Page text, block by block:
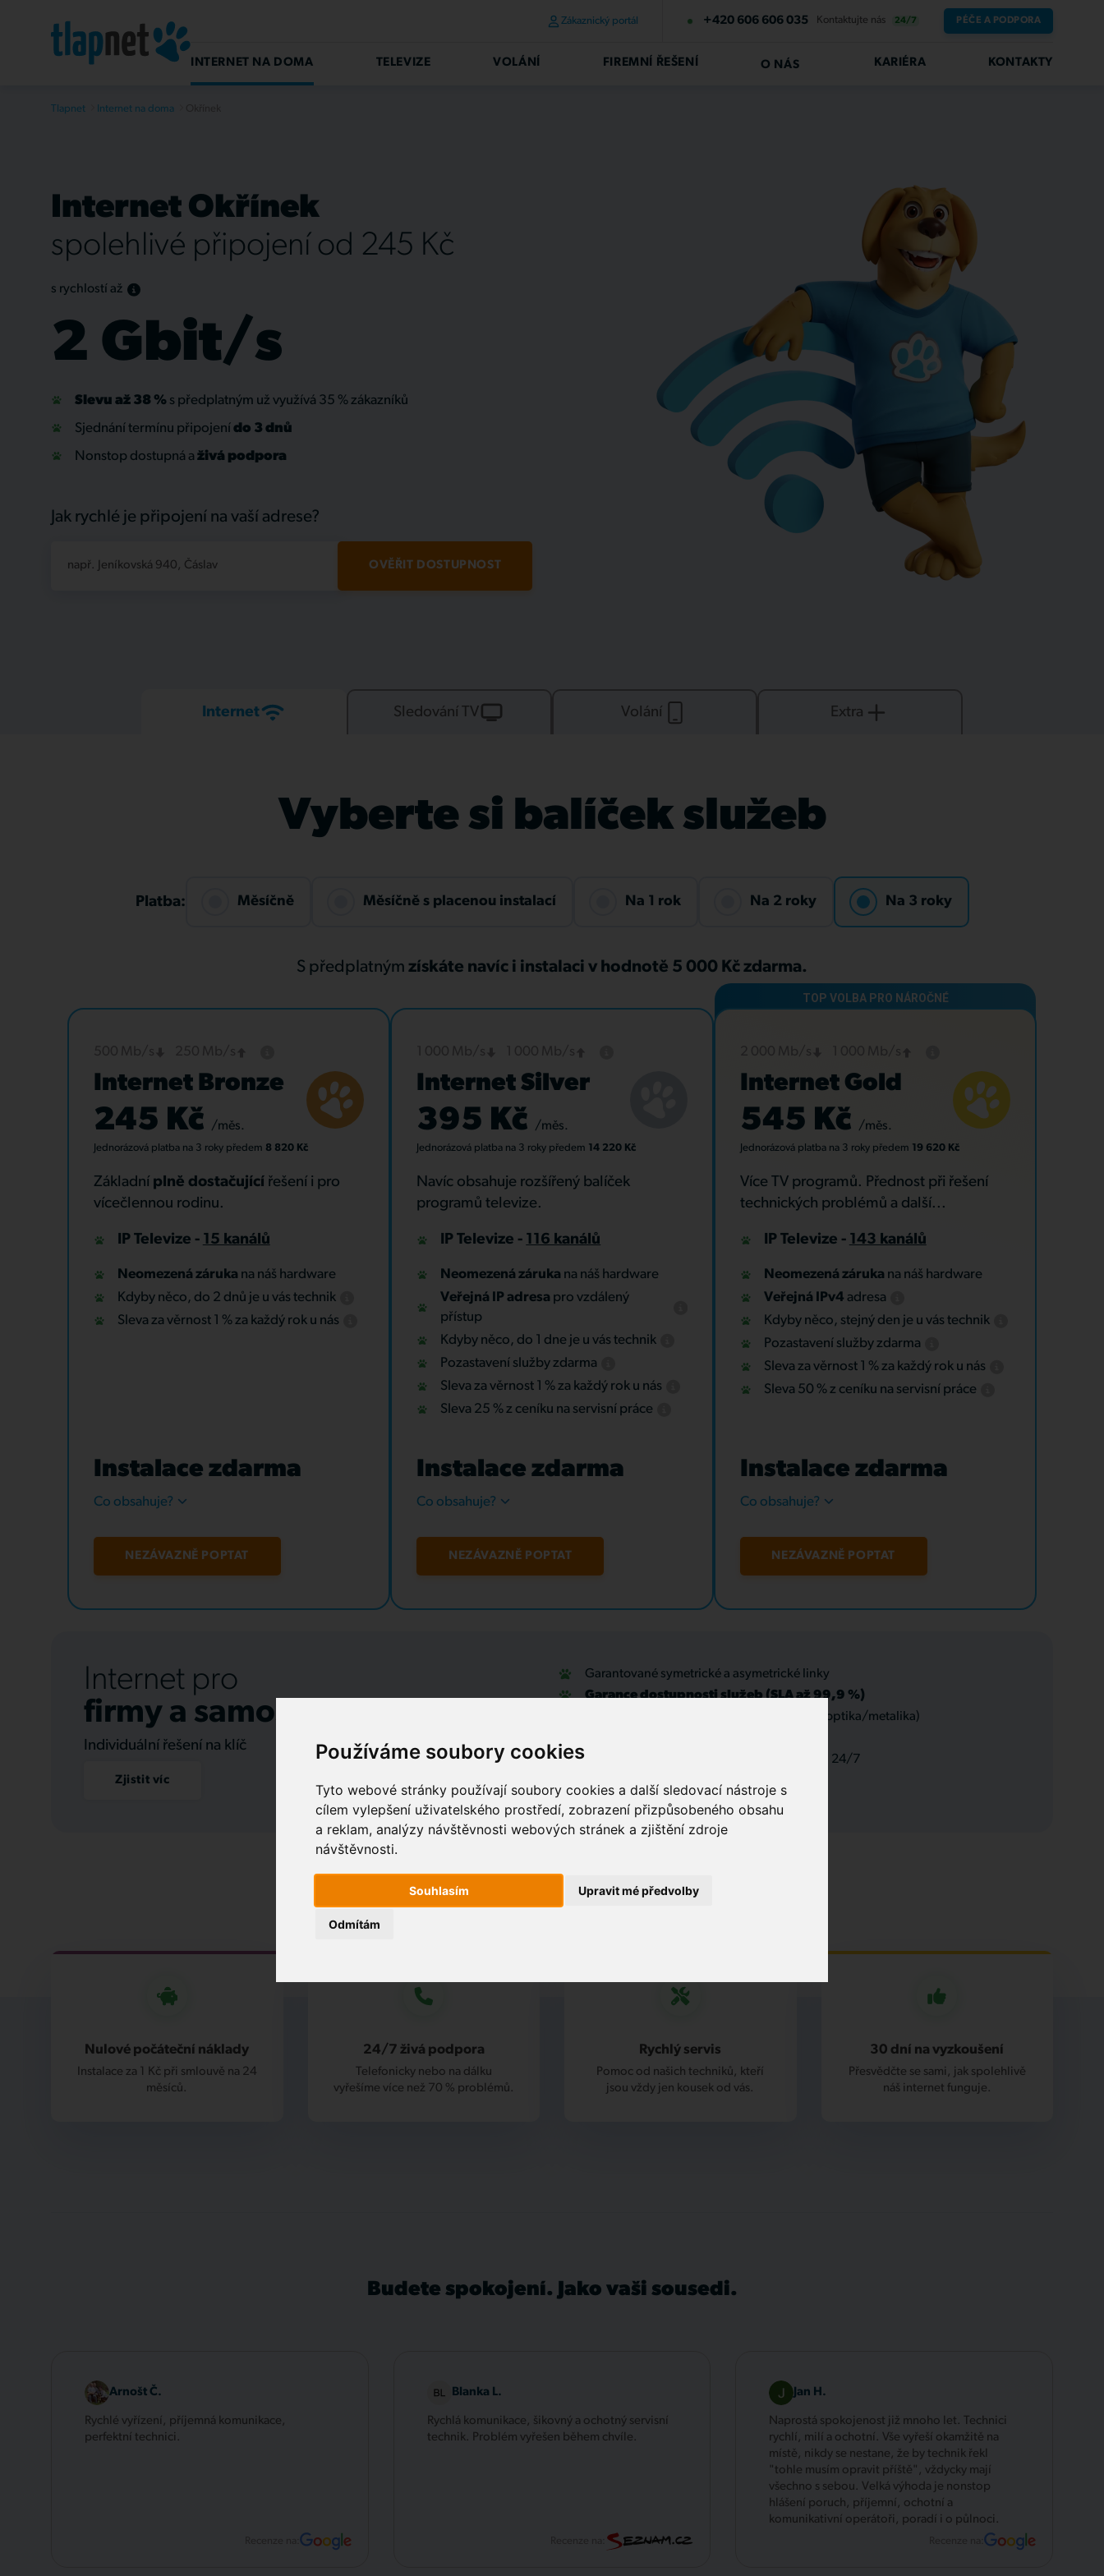
Používáme soubory cookies
Tyto webové stránky používají soubory cookies a další sledovací nástroje s
cílem vylepšení uživatelského prostředí, zobrazení přizpůsobeného obsahu
a reklam, analýzy návštěvnosti webových stránek a zjištění zdroje
návštěvnosti.
Souhlasím
Odmítám
Upravit mé předvolby
Zákaznický portál +420 606 606 035 Kontaktujte nás 24/7 PÉČE A PODPORA
INTERNET NA DOMA TELEVIZE VOLÁNÍ FIREMNÍ ŘEŠENÍ O NÁS KARIÉRA KONTAKTY
Tlapnet Internet na doma
Internet Okřínek
spolehlivé připojení od 245 Kč
s rychlostí až
2 Gbit/s
Slevu až 38 % s předplatným už využívá 35 % zákazníků
Sjednání termínu připojení do 3 dnů
Nonstop dostupná a živá podpora
Jak rychlé je připojení na vaší adrese?
např. Jeníkovská 940, Čáslav OVĚŘIT DOSTUPNOST
Internet Sledování TV Volání Extra
Vyberte si balíček služeb
Platba: Měsíčně Měsíčně s placenou instalací Na 1 rok Na 2 roky Na 3 roky
S předplatným získáte navíc i instalaci v hodnotě 5 000 Kč zdarma.
Internet Bronze
245 Kč /měs.
Jednorázová platba na 3 rokypředem 8 820 Kč
Základní plně dostačující řešení i pro
vícečlennou rodinu.
IP Televize - 15 kanálů
Neomezená záruka na náš hardware
Kdyby něco, do 2 dnů je u vás technik
Sleva za věrnost 1 % za každý rok u nás
Instalace zdarma
Co obsahuje?
NEZÁVAZNĚ POPTAT
Internet Silver
395 Kč /měs.
Jednorázová platba na 3 roky předem 14 220 Kč
Navíc obsahuje rozšířený balíček
programů televize.
IP Televize - 116 kanálů
Neomezená záruka na náš hardware
Veřejná IP adresa pro vzdálený
přístup
Kdyby něco, do 1 dne je u vás technik
Pozastavení služby zdarma
Sleva za věrnost 1 % za každý rok u nás
Sleva 25 % z ceníku na servisní práce
Instalace zdarma
Co obsahuje?
NEZÁVAZNĚ POPTAT
Internet Gold
545 Kč /měs.
Jednorázová platba na 3 rokypředem 19 620 Kč
Více TV programů. Přednost při řešení
technických problémů a další...
IP Televize - 143 kanálů
Neomezená záruka na náš hardware
Veřejná IPv4 adresa
Kdyby něco, stejný den je u vás technik
Pozastavení služby zdarma
Sleva za věrnost 1 % za každý rok u nás
Sleva 50 % z ceníku na servisní práce
Instalace zdarma
Co obsahuje?
NEZÁVAZNĚ POPTAT
Internet pro
firmy a samosprávu
Individuální řešení na klíč
Zjistit víc
Garantované symetrické a asymetrické linky
Garance dostupnosti služeb (SLA až 99,9 %)
Optické přípojky a interní datové rozvody (optika/metalika)
IT outsourcing, správa sítí a servis, podpora 24/7
Nulové počáteční náklady
Instalace za 1 Kč při smlouvě na 24
měsíců.
24/7 živá podpora
Telefonicky nebo na dálku
vyřešíme více než 70 % problémů.
Rychlý servis
Pomoc od našich techniků, kteří
jsou vždy jen kousek od vás.
30 dní na vyzkoušení
Přesvědčte se sami, jak spolehlivě
náš internet funguje.
Budete spokojení. Jako vaši sousedi.
Arnošt Č.
Rychlé vyřízení, příjemná komunikace,
perfektní technici.
Blanka L.
Rychlá komunikace, šikovný a ochotný servisní
technik. Problém vyřešen během chvíle.
Jan H.
Naprostá spokojenost již mnoho let. Technici
rychlí, milí a ochotní. Vše vyřeší okamžitě na
místě, nikdy se nestane, že by technik řekl
"tohle musím opravit příště", vždycky mají
všechno s sebou. Velká výhoda je nonstop
hlášení poruch, příjemní, ochotní a
komunikativní operátoři, poradí i o půlnoci.
Recenze na: